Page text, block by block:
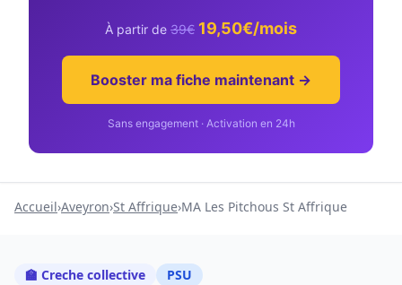
À partir de 39€ 19,50€/mois
Booster ma fiche maintenant →
Sans engagement · Activation en 24h
Accueil›Aveyron›St Affrique›MA Les Pitchous St Affrique
🏫 Creche collective PSU